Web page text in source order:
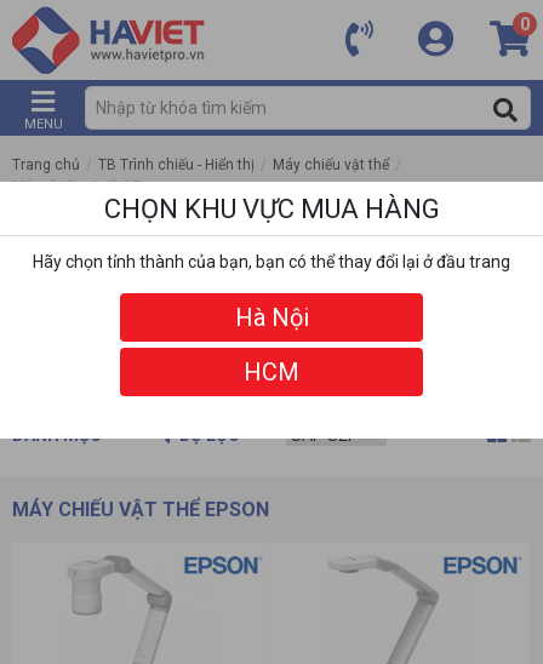
0
MENU
Trang chủ / TB Trình chiếu - Hiển thị / Máy chiếu vật thể /
Máy chiếu vật thể Epson
DANH MỤC BỘ LỌC
MÁY CHIẾU VẬT THỂ EPSON
CHỌN KHU VỰC MUA HÀNG
Hãy chọn tỉnh thành của bạn, bạn có thể thay đổi lại ở đầu trang
Hà Nội
HCM